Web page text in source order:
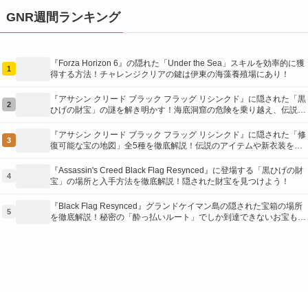
GNR週間ランキング
1
『Forza Horizon 6』の隠れた「Under the Sea」スキルを効率的に獲
得する方法！チャレンジクリアの鍵は伊東の海藻養殖場にあり！
2
『アサシン クリード ブラック フラッグ リシンクド』に隠された「黒
ひげの財宝」の謎を解き明かす！海底洞窟の危険を乗り越え、伝説の
3
『アサシン クリード ブラック フラッグ リシンクド』に隠された「修
復可能な宝の地図」全5種を徹底解説！伝説のアイテムや新衣装を手
4
『Assassin's Creed Black Flag Resynced』に登場する「黒ひげの財
宝」の場所と入手方法を徹底解説！隠された財宝を見つけよう！
5
『Black Flag Resynced』グランドケイマン島の隠された宝箱の場所
を徹底解説！秘密の「酔っ払いルート」でしか到達できないお宝も明